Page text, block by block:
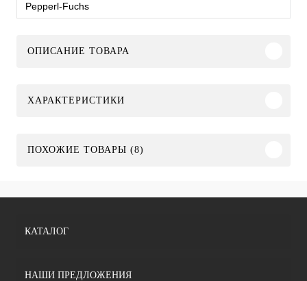
Pepperl-Fuchs
ОПИСАНИЕ ТОВАРА
ХАРАКТЕРИСТИКИ
ПОХОЖИЕ ТОВАРЫ (8)
КАТАЛОГ
НАШИ ПРЕДЛОЖЕНИЯ